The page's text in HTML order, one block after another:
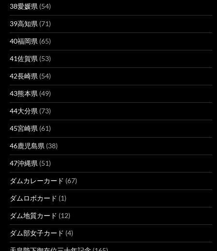
38愛媛県 (54)
39高知県 (71)
40福岡県 (65)
41佐賀県 (53)
42長崎県 (54)
43熊本県 (49)
44大分県 (73)
45宮崎県 (61)
46鹿児島県 (38)
47沖縄県 (51)
ダムカレーカード (67)
ダムロボカード (1)
ダム地質カード (12)
ダム部女子カード (4)